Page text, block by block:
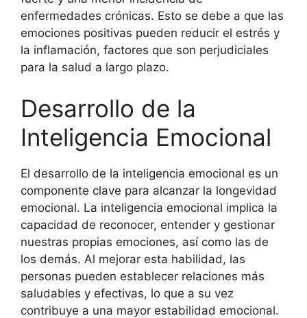
enfermedades crónicas. Esto se debe a que las
emociones positivas pueden reducir el estrés y
la inflamación, factores que son perjudiciales
para la salud a largo plazo.
Desarrollo de la
Inteligencia Emocional
El desarrollo de la inteligencia emocional es un
componente clave para alcanzar la longevidad
emocional. La inteligencia emocional implica la
capacidad de reconocer, entender y gestionar
nuestras propias emociones, así como las de
los demás. Al mejorar esta habilidad, las
personas pueden establecer relaciones más
saludables y efectivas, lo que a su vez
contribuye a una mayor estabilidad emocional.